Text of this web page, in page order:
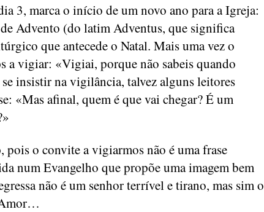
3, marca o início de um novo ano para a Igreja:
Advento (do latim Adventus, que significa
que antecede o Natal. Mais uma vez o
a vigiar: «Vigiai, porque não sabeis quando
insistir na vigilância, talvez alguns leitores
«Mas afinal, quem é que vai chegar? É um
pois o convite a vigiarmos não é uma frase
num Evangelho que propõe uma imagem bem
não é um senhor terrível e tirano, mas sim o